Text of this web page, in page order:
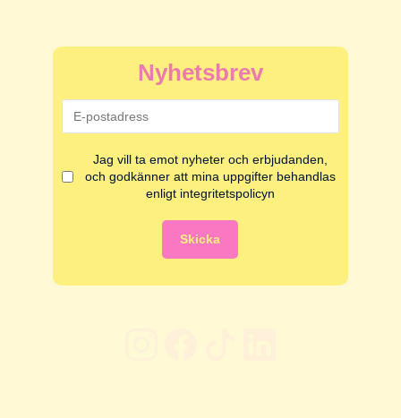
Nyhetsbrev
Jag vill ta emot nyheter och erbjudanden,
och godkänner att mina uppgifter behandlas
enligt integritetspolicyn
Skicka